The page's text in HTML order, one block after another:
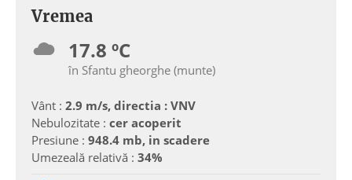
Vremea
17.8 ºC
în Sfantu gheorghe (munte)
Vânt : 2.9 m/s, directia : VNV
Nebulozitate : cer acoperit
Presiune : 948.4 mb, in scadere
Umezeală relativă : 34%